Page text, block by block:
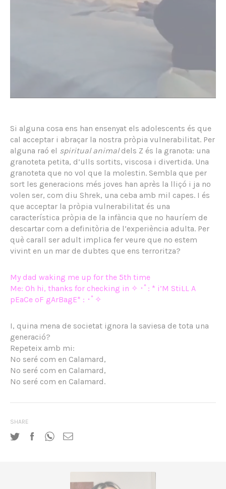
Si alguna cosa ens han ensenyat els adolescents és que
cal acceptar i abraçar la nostra pròpia vulnerabilitat. Per
alguna raó el spiritual animaldels Z és la granota: una
granoteta petita, d’ulls sortits, viscosa i divertida. Una
granoteta que no vol que la molestin. Sembla que per
sort les generacions més joves han après la lliçó i ja no
volen ser, com diu Shrek, una ceba amb mil capes. I és
que acceptar la pròpia vulnerabilitat és una
característica pròpia de la infància que no hauríem de
descartar com a definitòria de l’experiència adulta. Per
què carall ser adult implica fer veure que no estem
vivint en un mar de dubtes que ens terroritza?
My dad waking me up for the 5th time
Me: Oh hi, thanks for checking in ✧ ･ﾟ: * i’M StiLL A
pEaCe oF gArBagE* : ･ﾟ✧
I, quina mena de societat ignora la saviesa de tota una
generació?
Repeteix amb mi:
No seré com en Calamard,
No seré com en Calamard,
No seré com en Calamard.
SHARE